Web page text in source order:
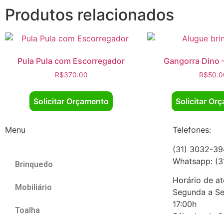
Produtos relacionados
Pula Pula com Escorregador
R$370.00
Solicitar Orçamento
Gangorra Dino
R$
Solicitar
Menu
Brinquedo
Mobiliário
Toalha
Telefones:
(31) 3032-
Whatsapp:
Horário de
Segunda a
17:00h